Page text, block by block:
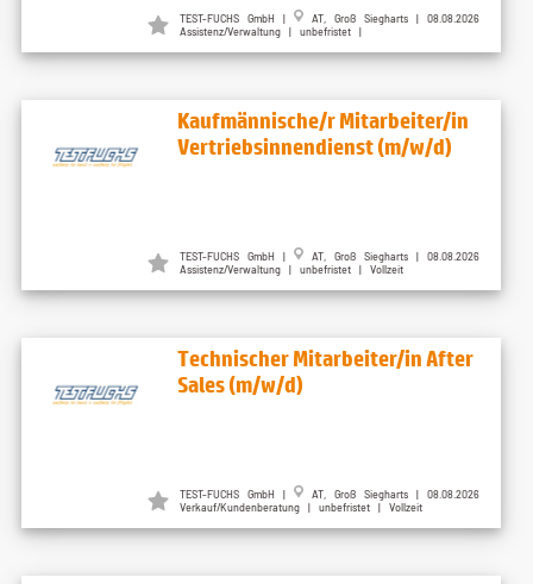
TEST-FUCHS GmbH |
AT, Groß Siegharts | 08.08.2026
Assistenz/Verwaltung | unbefristet |
Kaufmännische/r Mitarbeiter/in
Vertriebsinnendienst (m/w/d)
TEST-FUCHS GmbH |
AT, Groß Siegharts | 08.08.2026
Assistenz/Verwaltung | unbefristet | Vollzeit
Technischer Mitarbeiter/in After
Sales (m/w/d)
TEST-FUCHS GmbH |
AT, Groß Siegharts | 08.08.2026
Verkauf/Kundenberatung | unbefristet | Vollzeit